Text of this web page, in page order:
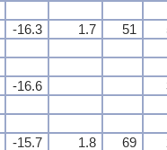
-16.3 1.7 51
-16.6
-15.7 1.8 69